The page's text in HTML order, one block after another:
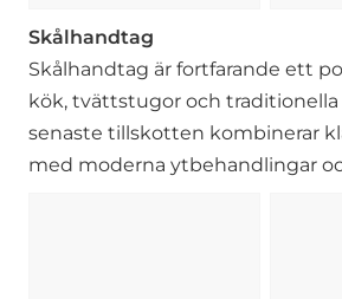
Skålhandtag
Skålhandtag är fortfarande ett
kök, tvättstugor och traditionella
senaste tillskotten kombinerar
med moderna ytbehandlingar